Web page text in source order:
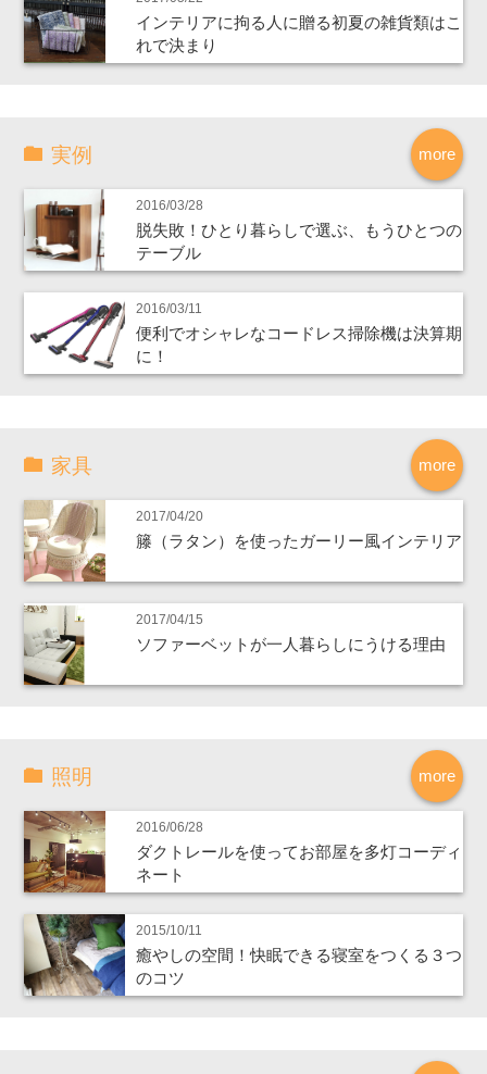
インテリアに拘る人に贈る初夏の雑貨類はこ
れで決まり
more
実例
2016/03/28
脱失敗！ひとり暮らしで選ぶ、もうひとつの
テーブル
2016/03/11
便利でオシャレなコードレス掃除機は決算期
に！
more
家具
2017/04/20
籐（ラタン）を使ったガーリー風インテリア
2017/04/15
ソファーベットが一人暮らしにうける理由
more
照明
2016/06/28
ダクトレールを使ってお部屋を多灯コーディ
ネート
2015/10/11
癒やしの空間！快眠できる寝室をつくる３つ
のコツ